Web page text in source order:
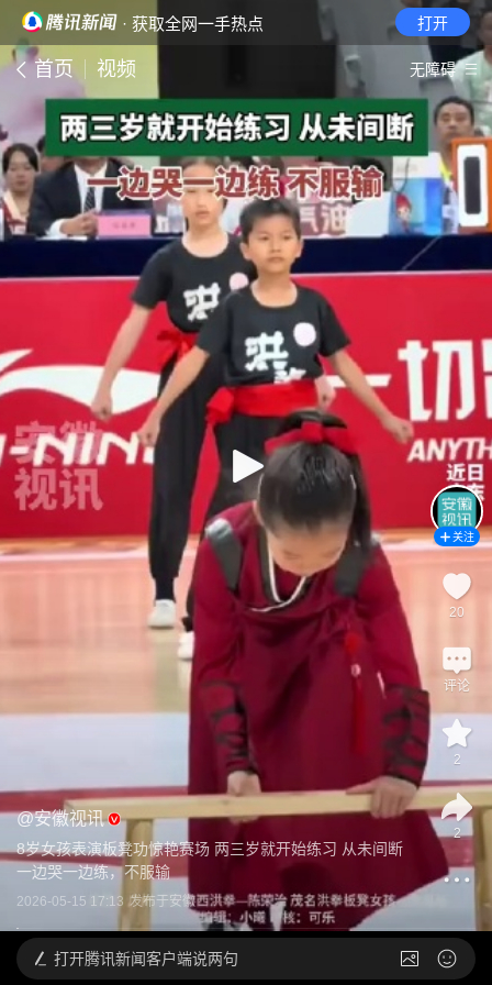
· 获取全网一手热点 打开
首页 视频 无障碍
@安徽视讯
8岁女孩表演板凳功惊艳赛场 两三岁就开始练习 从未间断
一边哭一边练，不服输
2026-05-15 17:13 发布于安徽
关注
20
评论
2
2
打开腾讯新闻客户端说两句